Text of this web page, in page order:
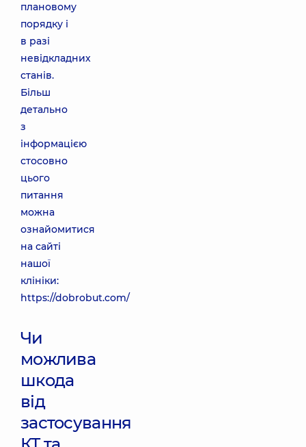
плановому
порядку і
в разі
невідкладних
станів.
Більш
детально
з
інформацією
стосовно
цього
питання
можна
ознайомитися
на сайті
нашої
клініки:
https://dobrobut.com/
Чи
можлива
шкода
від
застосування